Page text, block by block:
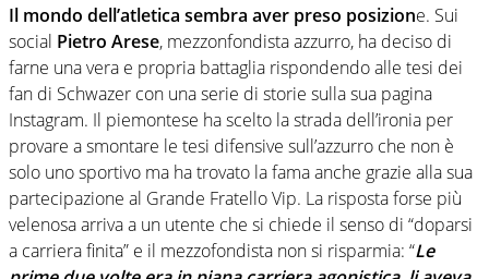
Il mondo dell’atletica sembra aver preso posizione. Sui
social Pietro Arese, mezzonfondista azzurro, ha deciso di
farne una vera e propria battaglia rispondendo alle tesi dei
fan di Schwazer con una serie di storie sulla sua pagina
Instagram. Il piemontese ha scelto la strada dell’ironia per
provare a smontare le tesi difensive sull’azzurro che non è
solo uno sportivo ma ha trovato la fama anche grazie alla sua
partecipazione al Grande Fratello Vip. La risposta forse più
velenosa arriva a un utente che si chiede il senso di “doparsi
a carriera finita” e il mezzofondista non si risparmia: “Le